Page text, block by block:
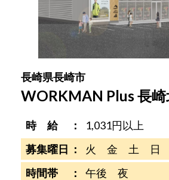
長崎県長崎市
WORKMAN Plus 長
時 給
1,031円以上
募集曜日
火 金 土 日
時間帯
午後 夜